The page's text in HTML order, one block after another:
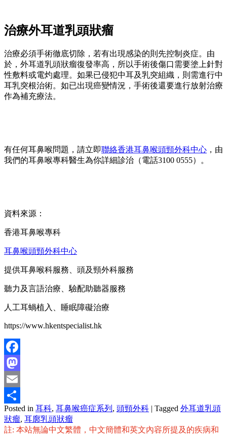
治療外耳道乳頭狀瘤
治療必須手術徹底切除，若有出現感染的則先控制炎症。由
於，外耳道乳頭狀瘤復發率高，所以手術後傷口需要塗上針對
性敷料或電灼處理。如果已侵犯中耳及乳突組織，則需進行中
耳乳突根治術。如已出現癌變情況，手術後還要進行放射治療
作為補充療法。
有任何耳鼻喉問題，請立即聯絡香港耳鼻喉頭頸外科中心 ，由
我們的耳鼻喉專科醫生為你詳細診治（電話3100 0555）。
資料來源：
香港耳鼻喉專科
耳鼻喉頭頸外科中心
提供耳鼻喉科服務、頭及頸外科服務
聽力及言語治療、驗配助聽器服務
人工耳蝸植入、睡眠障礙治療
https://www.hkentspecialist.hk
Facebook
Mastodon
Email
分
享
Posted in 耳科, 耳鼻喉癌症系列 , 頭頸外科 | Tagged 外耳道乳頭
狀瘤, 耳廓乳頭狀瘤
註: 本站無論中文繁體，中文簡體和英文內容所提及的疾病和